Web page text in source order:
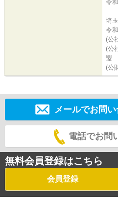
令
埼
令
(公
(公
盟
(公
メールでお問
電話でお問
無料会員登録はこちら
会員登録